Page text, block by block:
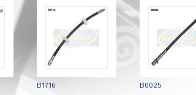
B1716 B0025